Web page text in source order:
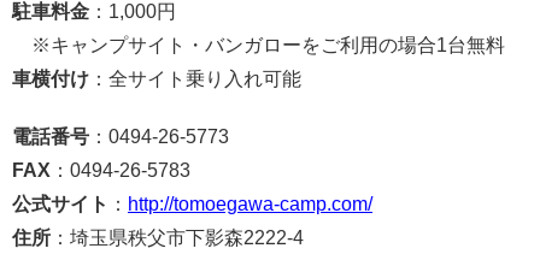
駐車料金 ：1,000円
※キャンプサイト・バンガローをご利用の場合1台無料
車横付け ：全サイト乗り入れ可能
電話番号 ：0494-26-5773
FAX ：0494-26-5783
公式サイト ： http://tomoegawa-camp.com/
住所 ：埼玉県秩父市下影森2222-4